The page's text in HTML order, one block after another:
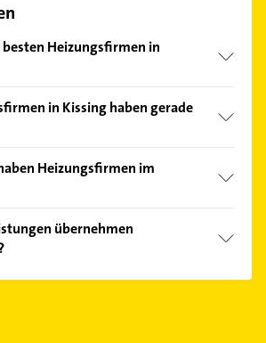
Heizungsfirmen in
und profitieren Sie von den
Suchergebnisse können Sie sich
in Kissing haben gerade
dass diese an Sonn- und
können.
Heizungsfirmen im
übernehmen
werden angeboten: Heizung,